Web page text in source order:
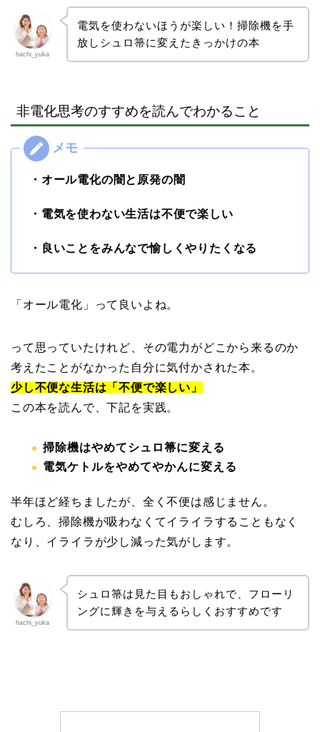
hachi_yuka
電気を使わないほうが楽しい！掃除機を手
放しシュロ箒に変えたきっかけの本
非電化思考のすすめを読んでわかること
・オール電化の闇と原発の闇
・電気を使わない生活は不便で楽しい
・良いことをみんなで愉しくやりたくなる
「オール電化」って良いよね。
って思っていたけれど、その電力がどこから来るのか
考えたことがなかった自分に気付かされた本。
少し不便な生活は「不便で楽しい」
この本を読んで、下記を実践。
掃除機はやめてシュロ箒に変える
電気ケトルをやめてやかんに変える
半年ほど経ちましたが、全く不便は感じません。
むしろ、掃除機が吸わなくてイライラすることもなく
なり、イライラが少し減った気がします。
hachi_yuka
シュロ箒は見た目もおしゃれで、フローリ
ングに輝きを与えるらしくおすすめです